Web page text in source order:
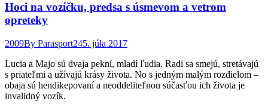
Hoci na vozíčku, predsa s úsmevom a vetrom
opreteky
2009By Parasport245. júla 2017
Lucia a Majo sú dvaja pekní, mladí ľudia. Radi sa smejú, stretávajú
s priateľmi a užívajú krásy života. No s jedným malým rozdielom –
obaja sú hendikepovaní a neoddeliteľnou súčasťou ich života je
invalidný vozík.